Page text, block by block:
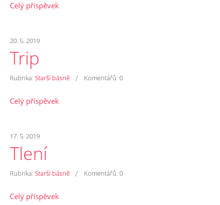
Celý příspěvek
20. 5. 2019
Trip
Rubrika: Starší básně / Komentářů: 0
Celý příspěvek
17. 5. 2019
Tlení
Rubrika: Starší básně / Komentářů: 0
Celý příspěvek